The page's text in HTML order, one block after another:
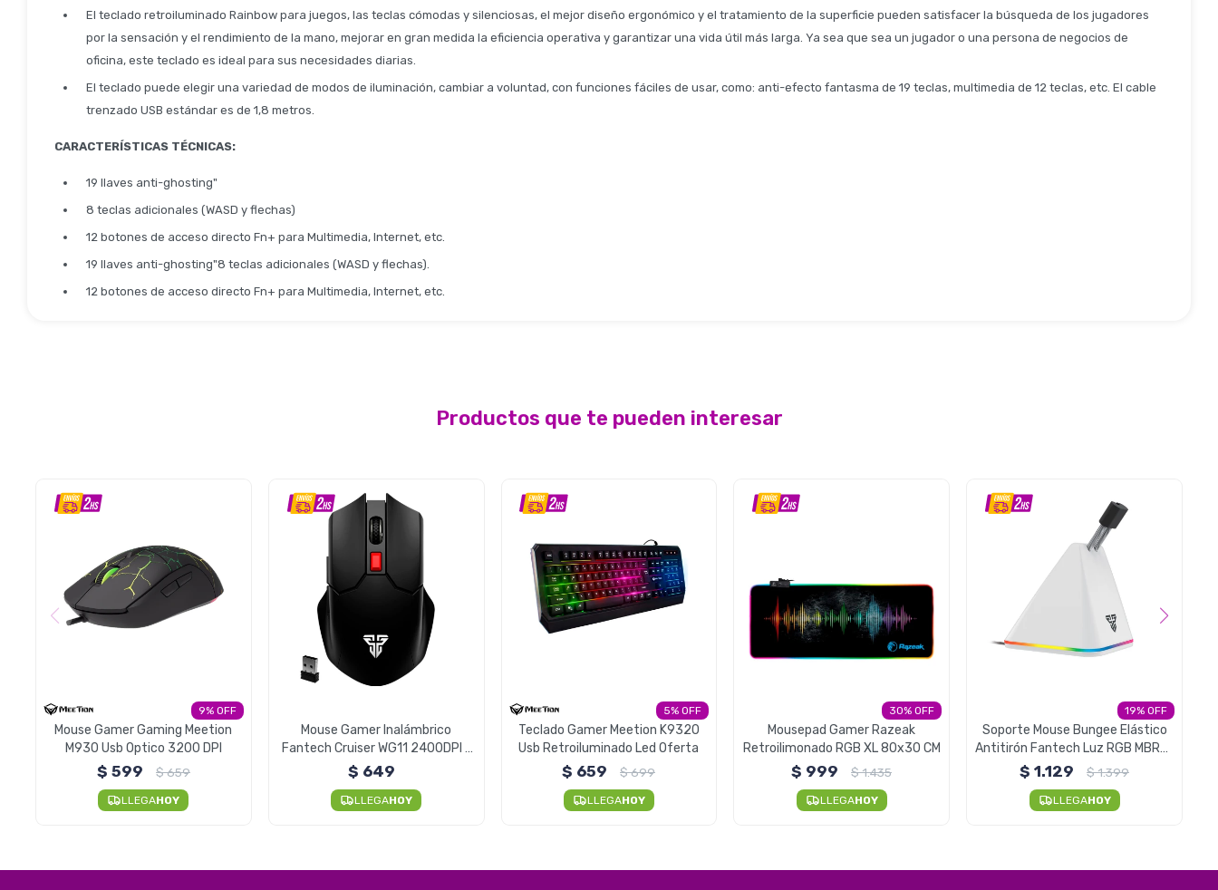
El teclado retroiluminado Rainbow para juegos, las teclas cómodas y silenciosas, el mejor diseño ergonómico y el tratamiento de la superficie pueden satisfacer la búsqueda de los jugadores
por la sensación y el rendimiento de la mano, mejorar en gran medida la eficiencia operativa y garantizar una vida útil más larga. Ya sea que sea un jugador o una persona de negocios de
oficina, este teclado es ideal para sus necesidades diarias.
El teclado puede elegir una variedad de modos de iluminación, cambiar a voluntad, con funciones fáciles de usar, como: anti-efecto fantasma de 19 teclas, multimedia de 12 teclas, etc. El cable
trenzado USB estándar es de 1,8 metros.
CARACTERÍSTICAS TÉCNICAS:
19 llaves anti-ghosting"
8 teclas adicionales (WASD y flechas)
12 botones de acceso directo Fn+ para Multimedia, Internet, etc.
19 llaves anti-ghosting"8 teclas adicionales (WASD y flechas).
12 botones de acceso directo Fn+ para Multimedia, Internet, etc.
Productos que te pueden interesar
9
Mouse Gamer Gaming Meetion
M930 Usb Optico 3200 DPI
$ 599 $659
LLEGAHOY
Mouse Gamer Inalámbrico
Fantech Cruiser WG11 2400DPI -
Negro
$ 649
LLEGAHOY
5
Teclado Gamer Meetion K9320
Usb Retroiluminado Led Oferta
$ 659 $699
LLEGAHOY
30
Mousepad Gamer Razeak
Retroilimonado RGB XL 80x30 CM
$ 999 $1.435
LLEGAHOY
19
Soporte Mouse Bungee Elástico
Antitirón Fantech Luz RGB MBR01
- Space White
$ 1.129 $1.399
LLEGAHOY